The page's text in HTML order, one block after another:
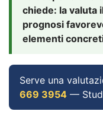
chiede: la valuta
prognosi
elementi
Serve una
669 3954 —